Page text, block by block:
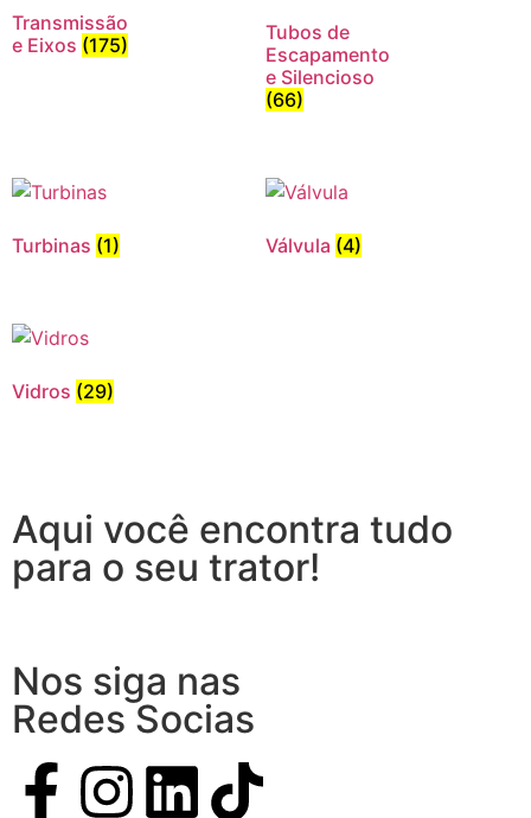
Transmissão
e Eixos (175)
Tubos de
Escapamento
e Silencioso
(66)
Turbinas (1) Válvula (4)
Vidros (29)
Aqui você encontra tudo
para o seu trator!
Nos siga nas
Redes Socias